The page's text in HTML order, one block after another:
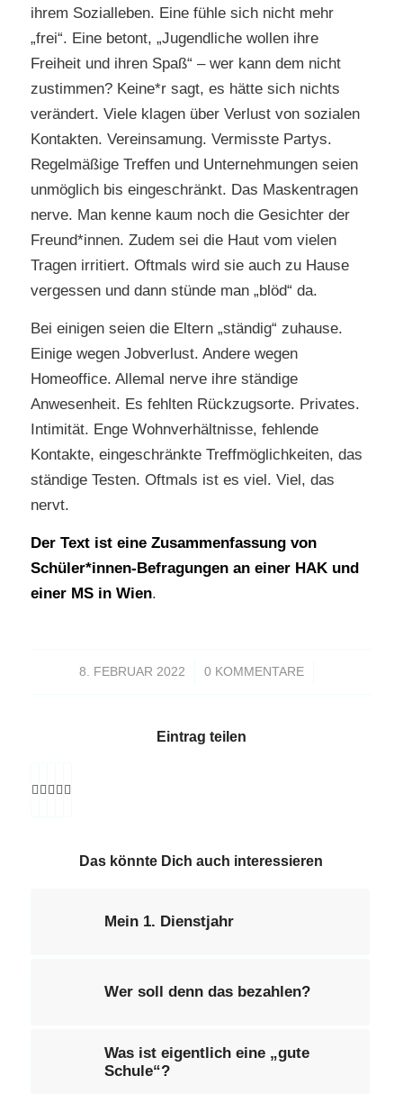
ihrem Sozialleben. Eine fühle sich nicht mehr
„frei“. Eine betont, „Jugendliche wollen ihre
Freiheit und ihren Spaß“ – wer kann dem nicht
zustimmen? Keine*r sagt, es hätte sich nichts
verändert. Viele klagen über Verlust von sozialen
Kontakten. Vereinsamung. Vermisste Partys.
Regelmäßige Treffen und Unternehmungen seien
unmöglich bis eingeschränkt. Das Maskentragen
nerve. Man kenne kaum noch die Gesichter der
Freund*innen. Zudem sei die Haut vom vielen
Tragen irritiert. Oftmals wird sie auch zu Hause
vergessen und dann stünde man „blöd“ da.
Bei einigen seien die Eltern „ständig“ zuhause.
Einige wegen Jobverlust. Andere wegen
Homeoffice. Allemal nerve ihre ständige
Anwesenheit. Es fehlten Rückzugsorte. Privates.
Intimität. Enge Wohnverhältnisse, fehlende
Kontakte, eingeschränkte Treffmöglichkeiten, das
ständige Testen. Oftmals ist es viel. Viel, das
nervt.
Der Text ist eine Zusammenfassung von
Schüler*innen-Befragungen an einer HAK und
einer MS in Wien.
8. FEBRUAR 2022
/ 0 KOMMENTARE
/
Eintrag teilen
Das könnte Dich auch interessieren
Mein 1. Dienstjahr
Wer soll denn das bezahlen?
Was ist eigentlich eine „gute
Schule“?